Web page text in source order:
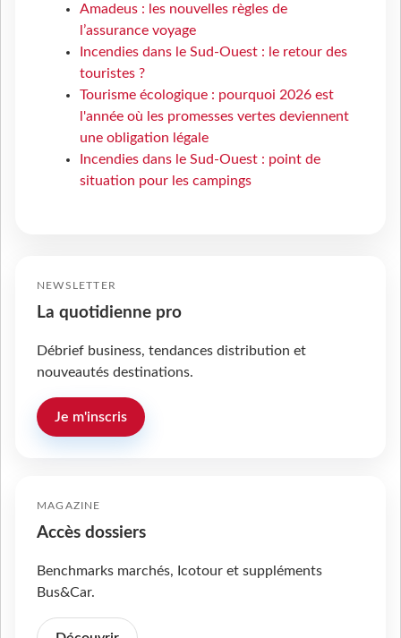
Amadeus : les nouvelles règles de
l’assurance voyage
Incendies dans le Sud-Ouest : le retour des
touristes ?
Tourisme écologique : pourquoi 2026 est
l'année où les promesses vertes deviennent
une obligation légale
Incendies dans le Sud-Ouest : point de
situation pour les campings
NEWSLETTER
La quotidienne pro
Débrief business, tendances distribution et
nouveautés destinations.
Je m'inscris
MAGAZINE
Accès dossiers
Benchmarks marchés, Icotour et suppléments
Bus&Car.